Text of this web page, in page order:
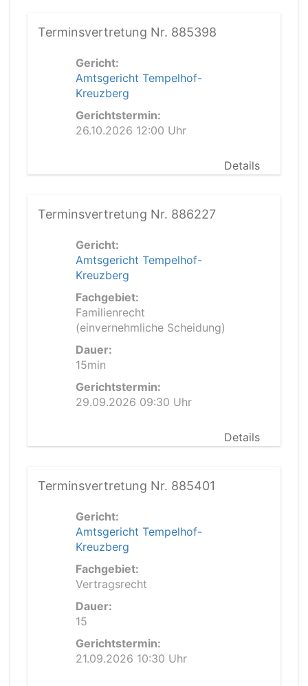
Terminsvertretung Nr. 885398
Gericht:
Amtsgericht Tempelhof-
Kreuzberg
Gerichtstermin:
26.10.2026 12:00 Uhr
Details
Terminsvertretung Nr. 886227
Gericht:
Amtsgericht Tempelhof-
Kreuzberg
Fachgebiet:
Familienrecht
(einvernehmliche Scheidung)
Dauer:
15min
Gerichtstermin:
29.09.2026 09:30 Uhr
Details
Terminsvertretung Nr. 885401
Gericht:
Amtsgericht Tempelhof-
Kreuzberg
Fachgebiet:
Vertragsrecht
Dauer:
15
Gerichtstermin:
21.09.2026 10:30 Uhr